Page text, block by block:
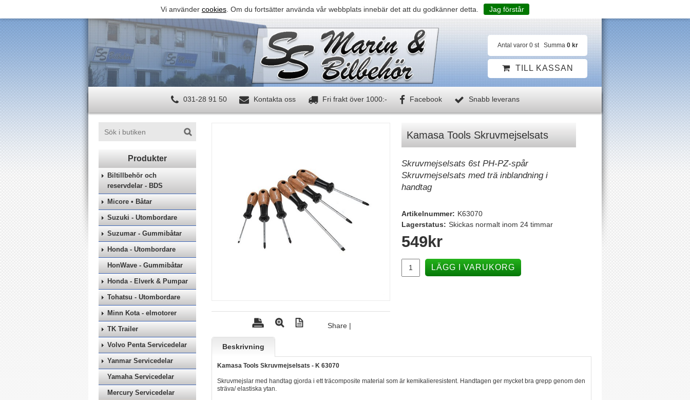
Vi använder cookies. Om du fortsätter använda vår webbplats innebär det att du godkänner detta. Jag förstår
Antal varor 0 st Summa 0 kr
TILL KASSAN
031-28 91 50 Kontakta oss Fri frakt över 1000:- Facebook Snabb leverans
Biltillbehör och
reservdelar - BDS
Micore • Båtar
Suzuki - Utombordare
Suzumar - Gummibåtar
Honda - Utombordare
HonWave - Gummibåtar
Honda - Elverk & Pumpar
Tohatsu - Utombordare
Minn Kota - elmotorer
TK Trailer
Volvo Penta Servicedelar
Yanmar Servicedelar
Yamaha Servicedelar
Mercury Servicedelar
Share |
Kamasa Tools Skruvmejselsats
Skruvmejselsats 6st PH-PZ-spår
Skruvmejselsats med trä inblandning i
handtag
Artikelnummer: K63070
Lagerstatus: Skickas normalt inom 24 timmar
549kr
LÄGG I VARUKORG
Beskrivning
Kamasa Tools Skruvmejselsats - K 63070
Skruvmejslar med handtag gjorda i ett träcomposite material som är kemikalieresistent. Handtagen ger mycket bra grepp genom den
sträva/ elastiska ytan.